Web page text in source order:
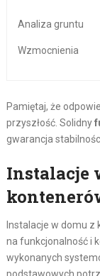
Analiza gruntu
Wzmocnienia
Pamiętaj, że
przyszłość. Solidny
gwarancja
Instalacje
Instalacje w domu z
na funkcjonalność i
wykonanych